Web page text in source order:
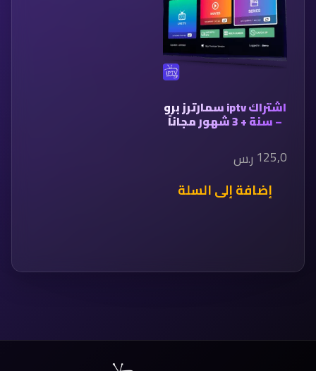
اشتراك iptv سمارترز برو
– سنة + 3 شهور مجاناً
125,0 ر.س
إضافة إلى السلة